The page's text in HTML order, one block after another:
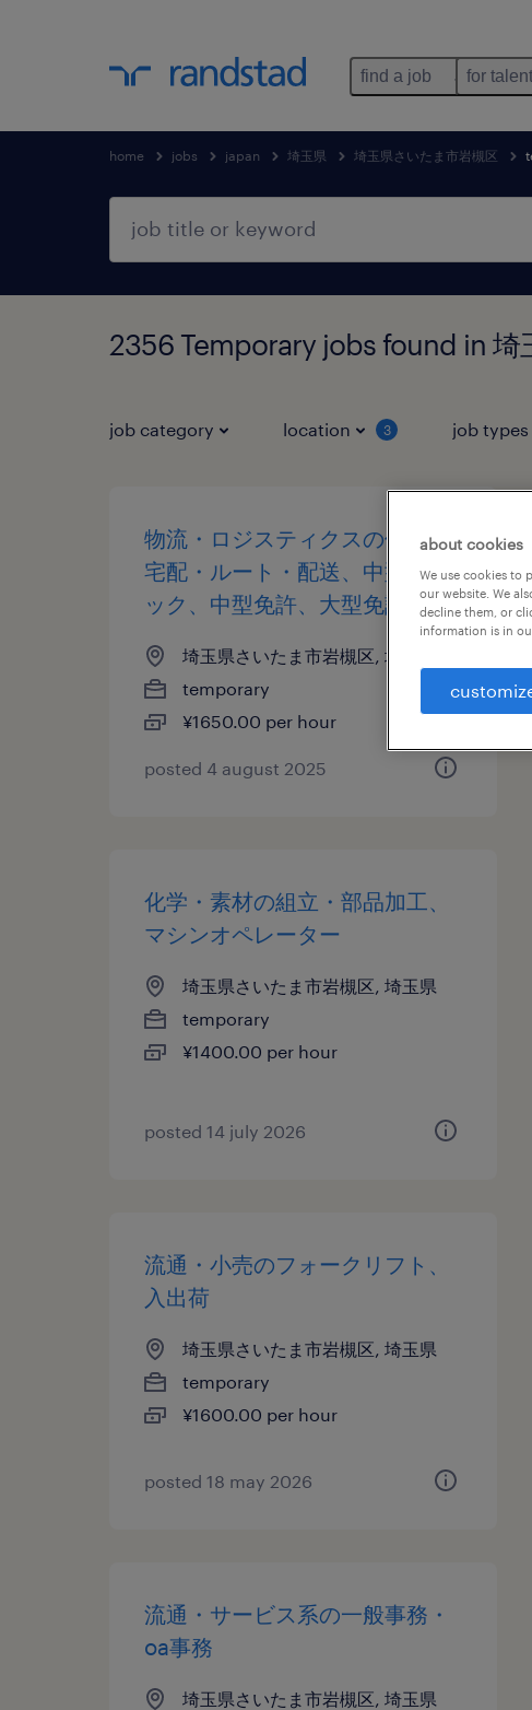
find a job for talent
home jobs japan 埼玉県 埼玉県さいたま市岩槻区
2356 Temporary jobs found in 埼
job category location 3 job types
物流・ロジスティクスの個配・
宅配・ルート・配送、中型トラ
ック、中型免許、大型免許
埼玉県さいたま市岩槻区, 埼玉県
temporary
¥1650.00 per hour
posted 4 august 2025
化学・素材の組立・部品加工、
マシンオペレーター
埼玉県さいたま市岩槻区, 埼玉県
temporary
¥1400.00 per hour
posted 14 july 2026
流通・小売のフォークリフト、
入出荷
埼玉県さいたま市岩槻区, 埼玉県
temporary
¥1600.00 per hour
posted 18 may 2026
流通・サービス系の一般事務・
oa事務
埼玉県さいたま市岩槻区, 埼玉県
about cookies
We use cookies to
our website. We
decline them, or
information is in